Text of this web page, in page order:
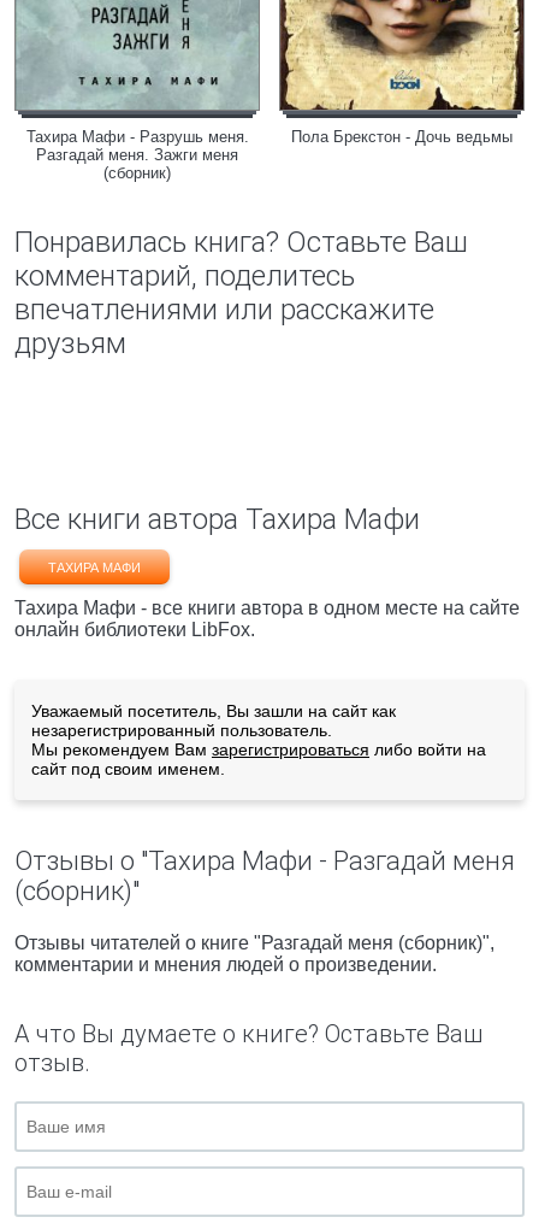
Тахира Мафи - Разрушь меня.
Разгадай меня. Зажги меня
(сборник)
Пола Брекстон - Дочь ведьмы
Понравилась книга? Оставьте Ваш
комментарий, поделитесь
впечатлениями или расскажите
друзьям
Все книги автора Тахира Мафи
ТАХИРА МАФИ
Тахира Мафи - все книги автора в одном месте на сайте
онлайн библиотеки LibFox.
Уважаемый посетитель, Вы зашли на сайт как
незарегистрированный пользователь.
Мы рекомендуем Вам зарегистрироваться либо войти на
сайт под своим именем.
Отзывы о "Тахира Мафи - Разгадай меня
(сборник)"
Отзывы читателей о книге "Разгадай меня (сборник)",
комментарии и мнения людей о произведении.
А что Вы думаете о книге? Оставьте Ваш
отзыв.